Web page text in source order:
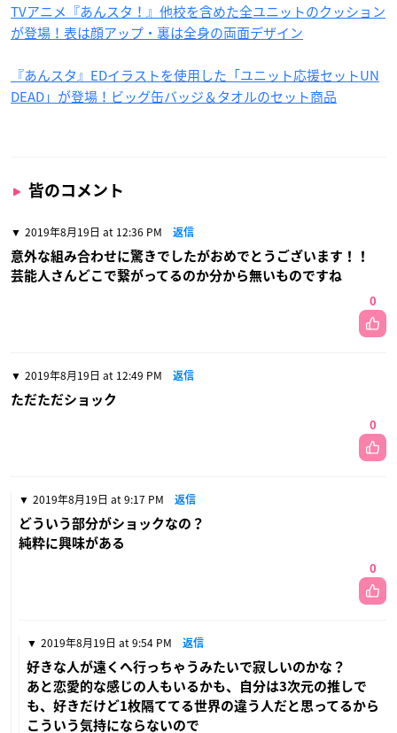
TVアニメ『あんスタ！』他校を含めた全ユニットのクッション
が登場！表は顔アップ・裏は全身の両面デザイン
『あんスタ』EDイラストを使用した「ユニット応援セットUN
DEAD」が登場！ビッグ缶バッジ＆タオルのセット商品
皆のコメント
2019年8月19日 at 12:36 PM 返信
意外な組み合わせに驚きでしたがおめでとうございます！！
芸能人さんどこで繋がってるのか分から無いものですね
0
2019年8月19日 at 12:49 PM 返信
ただただショック
0
2019年8月19日 at 9:17 PM 返信
どういう部分がショックなの？
純粋に興味がある
0
2019年8月19日 at 9:54 PM 返信
好きな人が遠くへ行っちゃうみたいで寂しいのかな？
あと恋愛的な感じの人もいるかも、自分は3次元の推しで
も、好きだけど1枚隔ててる世界の違う人だと思ってるから
こういう気持にならないので